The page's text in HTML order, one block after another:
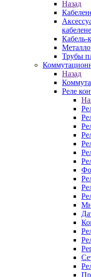
Назад
Кабель-
Трубы
Назад
Реле